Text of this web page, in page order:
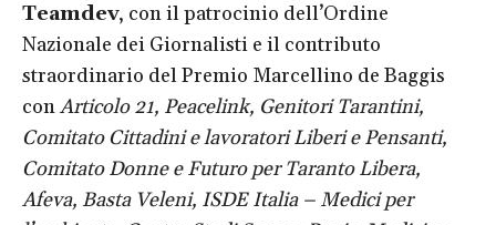
Teamdev, con il patrocinio dell’Ordine
Nazionale dei Giornalisti e il contributo
straordinario del Premio Marcellino de Baggis
conArticolo 21, Peacelink, Genitori Tarantini,
Comitato Cittadini e lavoratori Liberi e Pensanti,
Comitato Donne e Futuro per Taranto Libera,
Afeva, Basta Veleni, ISDE Italia – Medici per